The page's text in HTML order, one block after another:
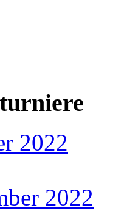
2022
2022